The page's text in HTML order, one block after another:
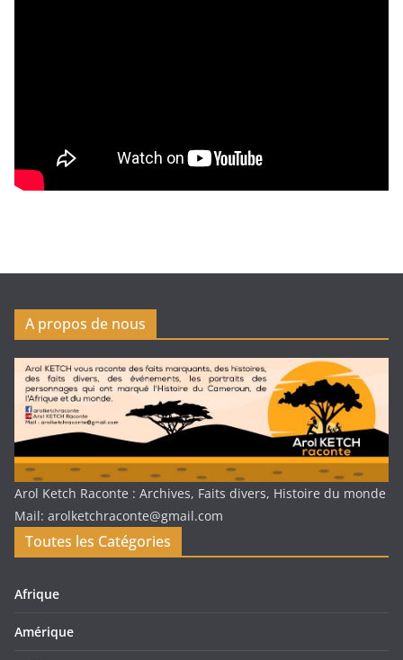
A propos de nous
Arol Ketch Raconte : Archives, Faits divers, Histoire du monde
Mail: arolketchraconte@gmail.com
Toutes les Catégories
Afrique
Amérique